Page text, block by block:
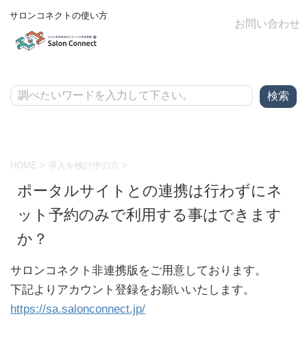
サロンコネクトの使い方
お問い合わせ
HOME > 導入を検討中の方 >
ポータルサイトとの連携は行わずにネ
ット予約のみで利用する事はできます
か？
サロンコネクト非連携版をご用意しております。
下記よりアカウント登録をお願いいたします。
https://sa.salonconnect.jp/